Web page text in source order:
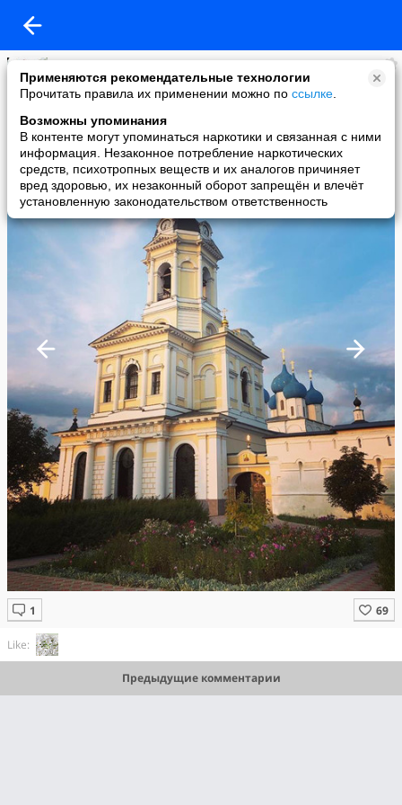
Применяются рекомендательные технологии
Прочитать правила их применении можно по ссылке
Возможны упоминания
В контенте могут упоминаться наркотики и связанная с ними
информация. Незаконное потребление наркотических
средств, психотропных веществ и их аналогов причиняет
вред здоровью, их незаконный оборот запрещён и влечёт
установленную законодательством ответственность
Мария Хидешели
added a photo
05 Sep в 10:19
Like:
Предыдущие комментарии